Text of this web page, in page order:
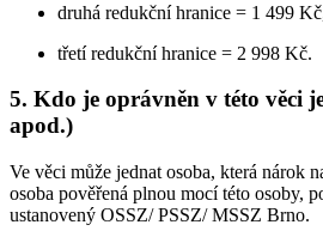
druhá redukční hranice = 1 499
třetí redukční hranice = 2 998 Kč.
5. Kdo je oprávněn v této věci
apod.)
Ve věci může jednat osoba, která nárok
osoba pověřená plnou mocí této osoby,
ustanovený OSSZ/ PSSZ/ MSSZ Brno.